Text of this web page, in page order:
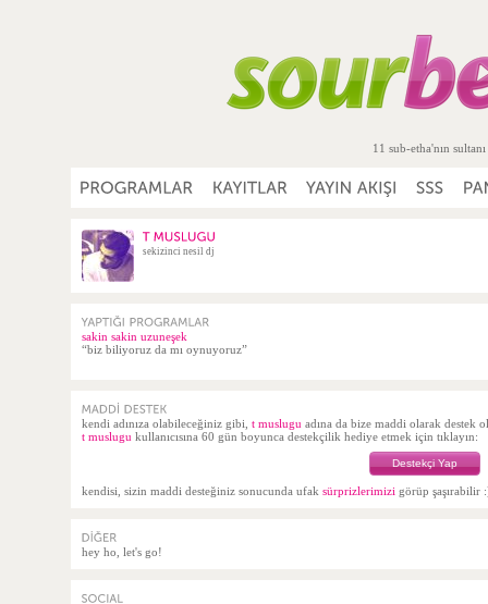
11 sub-etha'nın sultanı
sekizinci nesil dj
sakin sakin uzuneşek
“biz biliyoruz da mı oynuyoruz”
kendi adınıza olabileceğiniz gibi, t muslugu adına da bize maddi olarak destek
t muslugu kullanıcısına 60 gün boyunca destekçilik hediye etmek için tıklayın:
Destekçi Yap
kendisi, sizin maddi desteğiniz sonucunda ufak sürprizlerimizi görüp şaşırabilir
hey ho, let's go!